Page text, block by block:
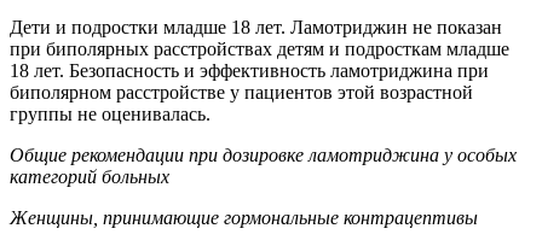
Дети и подростки младше 18 лет. Ламотриджин не показан
при биполярных расстройствах детям и подросткам младше
18 лет. Безопасность и эффективность ламотриджина при
биполярном расстройстве у пациентов этой возрастной
группы не оценивалась.
Общие рекомендации при дозировке ламотриджина у особых
категорий больных
Женщины, принимающие гормональные контрацептивы